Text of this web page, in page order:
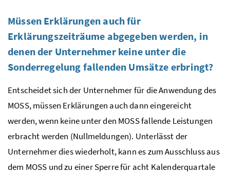
Müssen Erklärungen auch für
Erklärungszeiträume abgegeben werden, in
denen der Unternehmer keine unter die
Sonderregelung fallenden Umsätze erbringt?
Entscheidet sich der Unternehmer für die Anwendung des
MOSS, müssen Erklärungen auch dann eingereicht
werden, wenn keine unter den MOSSfallende Leistungen
erbracht werden (Nullmeldungen). Unterlässt der
Unternehmer dies wiederholt, kann es zum Ausschluss aus
dem MOSS und zu einer Sperre für acht Kalenderquartale